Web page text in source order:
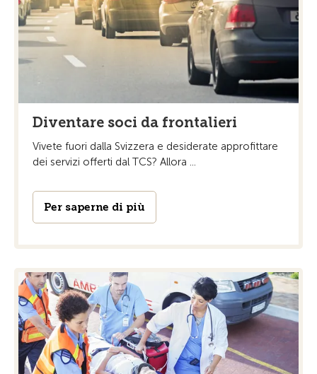
Diventare soci da frontalieri
Vivete fuori dalla Svizzera e desiderate approfittare
dei servizi offerti dal TCS? Allora ...
Per saperne di più